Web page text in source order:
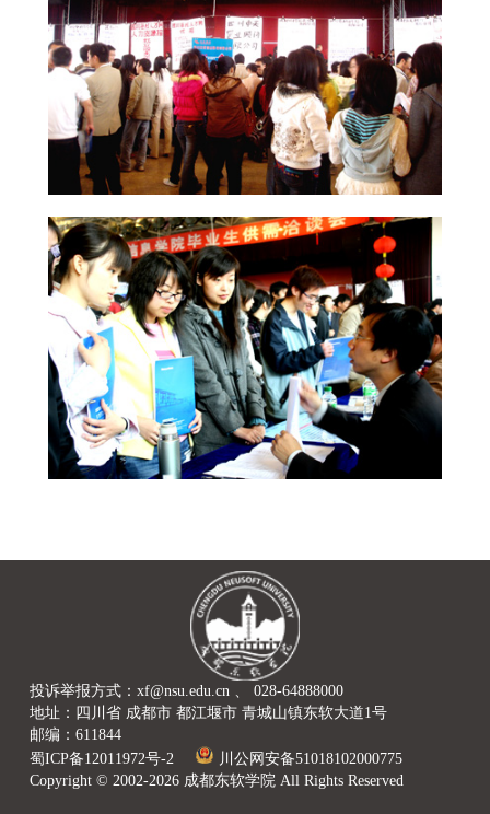
投诉举报方式：xf@nsu.edu.cn 、 028-64888000
地址：四川省 成都市 都江堰市 青城山镇东软大道1号
邮编：611844
蜀ICP备12011972号-2
川公网安备51018102000775
Copyright © 2002-2026 成都东软学院 All Rights Reserved